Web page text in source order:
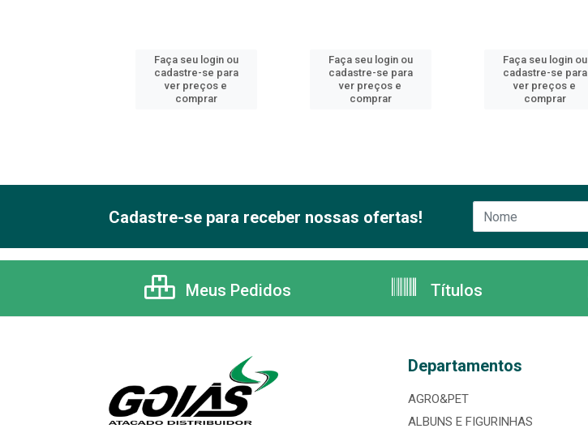
Faça seu login ou
cadastre-se para
ver preços e
comprar
Faça seu login ou
cadastre-se para
ver preços e
comprar
Faça seu login ou
cadastre-se para
ver preços e
comprar
Cadastre-se para receber nossas ofertas!
Meus Pedidos Títulos
Departamentos
AGRO&PET
ALBUNS E FIGURINHAS